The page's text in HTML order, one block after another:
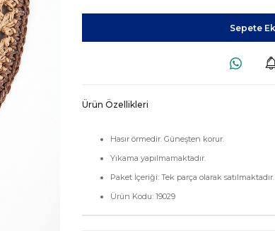
Ürün Özellikleri
Hasır örmedir. Güneşten korur.
Yıkama yapılmamaktadır.
Paket İçeriği: Tek parça olarak satılmaktadır.
Ürün Kodu: 19029